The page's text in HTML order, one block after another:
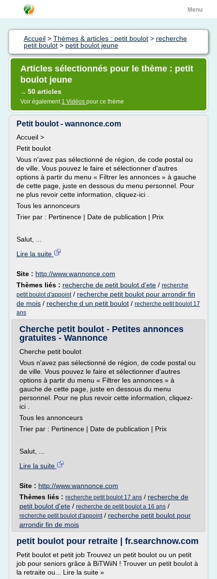
Menu
Accueil > Thèmes & articles : petit boulot > recherche
petit boulot > petit boulot jeune
Articles sélectionnés pour le thème : petit
boulot jeune
→ 50 articles
Voir également 1 Vidéos pour ce thème
Petit boulot - wannonce.com
Accueil >
Petit boulot
Vous n'avez pas sélectionné de région, de code postal ou
de ville. Vous pouvez le faire et sélectionner d'autres
options à partir du menu « Filtrer les annonces » à gauche
de cette page, juste en dessous du menu personnel. Pour
ne plus revoir cette information, cliquez-ici .
Tous les annonceurs
Trier par : Pertinence | Date de publication | Prix
Salut, ...
Lire la suite
Site : http://www.wannonce.com
Thèmes liés : recherche de petit boulot d'ete / recherche
petit boulot d'appoint/ recherche petit boulot pour arrondir fin
de mois / recherche d un petit boulot / recherche petit boulot 17
ans
Cherche petit boulot - Petites annonces
gratuites - Wannonce
Cherche petit boulot
Vous n'avez pas sélectionné de région, de code postal ou
de ville. Vous pouvez le faire et sélectionner d'autres
options à partir du menu « Filtrer les annonces » à
gauche de cette page, juste en dessous du menu
personnel. Pour ne plus revoir cette information, cliquez-
ici .
Tous les annonceurs
Trier par : Pertinence | Date de publication | Prix
Salut, ...
Lire la suite
Site : http://www.wannonce.com
Thèmes liés : recherche petit boulot 17 ans / recherche de
petit boulot d'ete / recherche de petit boulot a 16 ans /
recherche petit boulot d'appoint/ recherche petit boulot pour
arrondir fin de mois
petit boulot pour retraite | fr.searchnow.com
Petit boulot et petit job Trouvez un petit boulot ou un petit
job pour seniors grâce à BiTWiiN ! Trouver un petit boulot à
la retraite ou... Lire la suite »